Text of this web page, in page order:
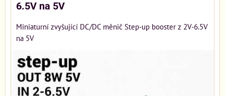
6.5V na 5V
Miniaturní zvyšující DC/DC měnič Step-up booster z 2V-6.5V
na 5V